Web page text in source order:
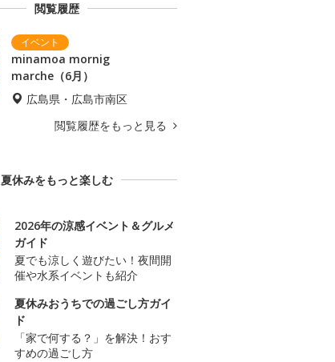
閲覧履歴
minamoa mornig
marche（6月）
広島県・広島市南区
閲覧履歴をもっと見る
夏休みをもっと楽しむ
2026年の涼感イベント＆グルメ
ガイド
夏でも涼しく遊びたい！夜間開
催や水系イベントも紹介
夏休みおうちでの過ごし方ガイ
ド
「家で何する？」を解決！おす
すめの過ごし方